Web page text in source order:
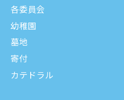
各委員会
幼稚園
墓地
寄付
カテドラル